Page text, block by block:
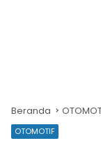
Beranda
OTOMOTIF